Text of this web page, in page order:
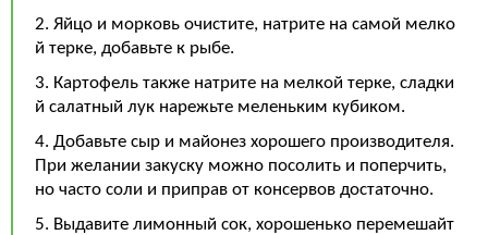
2. Яйцо и морковь очистите, натрите на самой мелко
й терке, добавьте к рыбе.
3. Картофель также натрите на мелкой терке, сладки
й салатный лук нарежьте меленьким кубиком.
4. Добавьте сыр и майонез хорошего производителя.
При желании закуску можно посолить и поперчить,
но часто соли и приправ от консервов достаточно.
5. Выдавите лимонный сок, хорошенько перемешайт